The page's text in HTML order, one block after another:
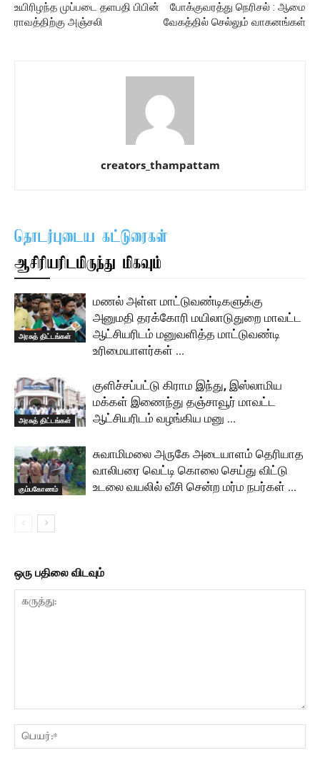
உயிரிழந்த முப்படை தளபதி பிபின்
ராவத்திற்கு அஞ்சலி
போக்குவரத்து நெரிசல் : ஆமை
வேகத்தில் செல்லும் வாகனங்கள்
creators_thampattam
தொடர்புடைய கட்டுரைகள்
ஆசிரியரிடமிருந்து மிகவும்
அரசுத் திட்டங்கள்
மணல் அள்ள மாட்டுவண்டிகளுக்கு
அனுமதி தரக்கோரி மயிலாடுதுறை மாவட்ட
ஆட்சியரிடம் மனுவளித்த மாட்டுவண்டி
உரிமையாளர்கள் …
அரசுத் திட்டங்கள்
குளிச்சப்பட்டு கிராம இந்து, இஸ்லாமிய
மக்கள் இணைந்து தஞ்சாவூர் மாவட்ட
ஆட்சியரிடம் வழங்கிய மனு …
கும்பகோணம்
சுவாமிமலை அருகே அடையாளம் தெரியாத
வாலிபரை வெட்டி கொலை செய்து விட்டு
உடலை வயலில் வீசி சென்ற மர்ம நபர்கள் …
ஒரு பதிலை விடவும்